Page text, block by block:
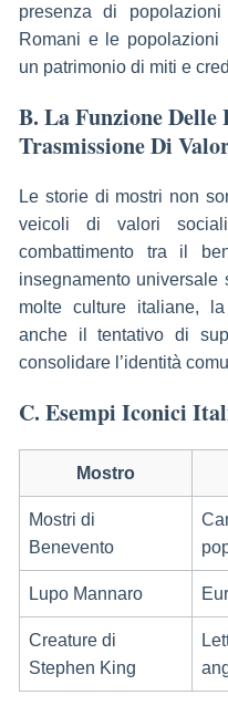
presenza di
Romani e le popolazioni
un patrimonio di miti e
B. La Funzione Delle
Trasmissione Di
Le storie di mostri non
veicoli di valori
combattimento tra il
insegnamento
molte culture italiane,
anche il tentativo di
consolidare l’identità
C. Esempi Iconici
Mostro
Mostri di
Benevento
Lupo Mannaro
Creature di
Stephen King